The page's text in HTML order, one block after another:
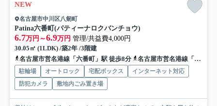
NEW
名古屋市中川区八剱町
Patina六番町(パティーナロクバンチョウ)
6.7万円～6.9万円 管理/共益費4,000円
30.05㎡ (1LDK) /築2年 /3階建
名古屋市営名港線「六番町」駅 徒歩8分
名古屋市営名港線「日比野」駅 徒歩17分
駐輪場 オートロック 宅配ボックス
インターネット対応
防犯カメラ
敷地内ごみ置き場